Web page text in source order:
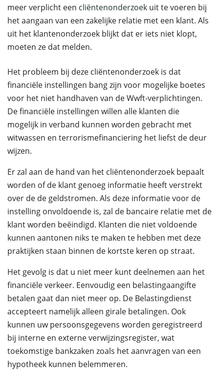
meer verplicht een cliëntenonderzoek uit te voeren bij
het aangaan van een zakelijke relatie met een klant. Als
uit het klantenonderzoek blijkt dat er iets niet klopt,
moeten ze dat melden.
Het probleem bij deze cliëntenonderzoek is dat
financiële instellingen bang zijn voor mogelijke boetes
voor het niet handhaven van de Wwft-verplichtingen.
De financiële instellingen willen alle klanten die
mogelijk in verband kunnen worden gebracht met
witwassen en terrorismefinanciering het liefst de deur
wijzen.
Er zal aan de hand van het cliëntenonderzoek bepaalt
worden of de klant genoeg informatie heeft verstrekt
over de de geldstromen. Als deze informatie voor de
instelling onvoldoende is, zal de bancaire relatie met de
klant worden beëindigd. Klanten die niet voldoende
kunnen aantonen niks te maken te hebben met deze
praktijken staan binnen de kortste keren op straat.
Het gevolg is dat u niet meer kunt deelnemen aan het
financiële verkeer. Eenvoudig een belastingaangifte
betalen gaat dan niet meer op. De Belastingdienst
accepteert namelijk alleen girale betalingen. Ook
kunnen uw persoonsgegevens worden geregistreerd
bij interne en externe verwijzingsregister, wat
toekomstige bankzaken zoals het aanvragen van een
hypotheek kunnen belemmeren.